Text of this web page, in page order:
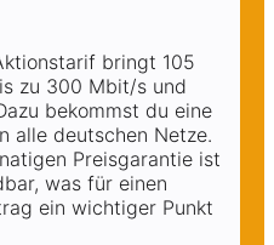
bringt 105
zu 300 Mbit/s und
bekommst du eine
alle deutschen Netze.
Preisgarantie ist
was für einen
ein wichtiger Punkt